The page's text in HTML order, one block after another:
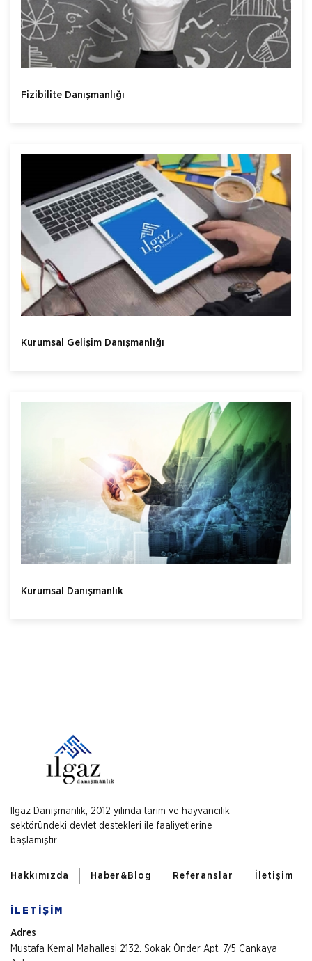
Fizibilite Danışmanlığı
Kurumsal Gelişim Danışmanlığı
Kurumsal Danışmanlık
Ilgaz Danışmanlık, 2012 yılında tarım ve hayvancılık
sektöründeki devlet destekleri ile faaliyetlerine
başlamıştır.
Hakkımızda Haber&Blog Referanslar İletişim
İLETİŞİM
Adres
Mustafa Kemal Mahallesi 2132. Sokak Önder Apt. 7/5 Çankaya